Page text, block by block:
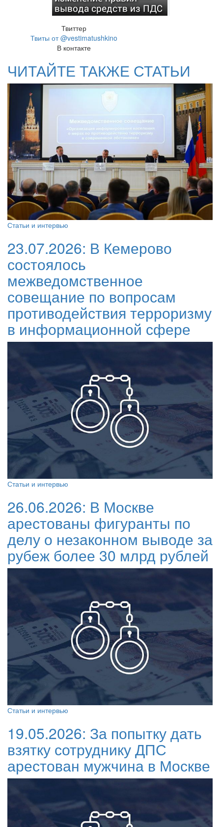
вывода средств из ПДС
Твиттер
Твиты от @vestimatushkino
В контакте
ЧИТАЙТЕ ТАКЖЕ СТАТЬИ
Статьи и интервью
23.07.2026: В Кемерово
состоялось
межведомственное
совещание по вопросам
противодействия терроризму
в информационной сфере
Статьи и интервью
26.06.2026: В Москве
арестованы фигуранты по
делу о незаконном выводе за
рубеж более 30 млрд рублей
Статьи и интервью
19.05.2026: За попытку дать
взятку сотруднику ДПС
арестован мужчина в Москве